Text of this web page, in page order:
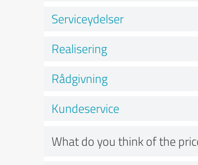
Serviceydelser
Realisering
Rådgivning
Kundeservice
What do you think of the